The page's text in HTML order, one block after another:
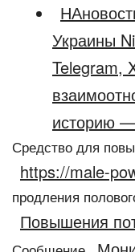
Украины
Telegram,
историю —
Средство для
https://male-
продления
Повышения